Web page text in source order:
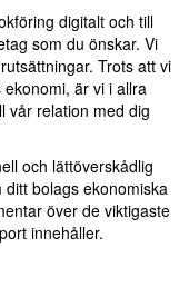
digitalt och till
som du önskar. Vi
Trots att vi
är vi i allra
vår relation med dig
och lättöverskådlig
bolags ekonomiska
över de viktigaste
innehåller.